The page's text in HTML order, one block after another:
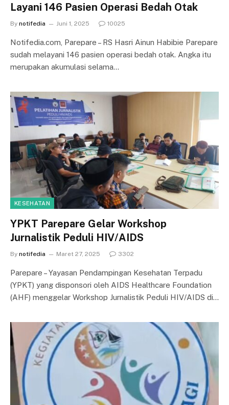
Layani 146 Pasien Operasi Bedah Otak
By notifedia Juni 1, 2025 10025
Notifedia.com, Parepare – RS Hasri Ainun Habibie Parepare
sudah melayani 146 pasien operasi bedah otak. Angka itu
merupakan akumulasi selama…
KESEHATAN
YPKT Parepare Gelar Workshop
Jurnalistik Peduli HIV/AIDS
By notifedia Maret 27, 2025 3302
Parepare – Yayasan Pendampingan Kesehatan Terpadu
(YPKT) yang disponsori oleh AIDS Healthcare Foundation
(AHF) menggelar Workshop Jurnalistik Peduli HIV/AIDS di…